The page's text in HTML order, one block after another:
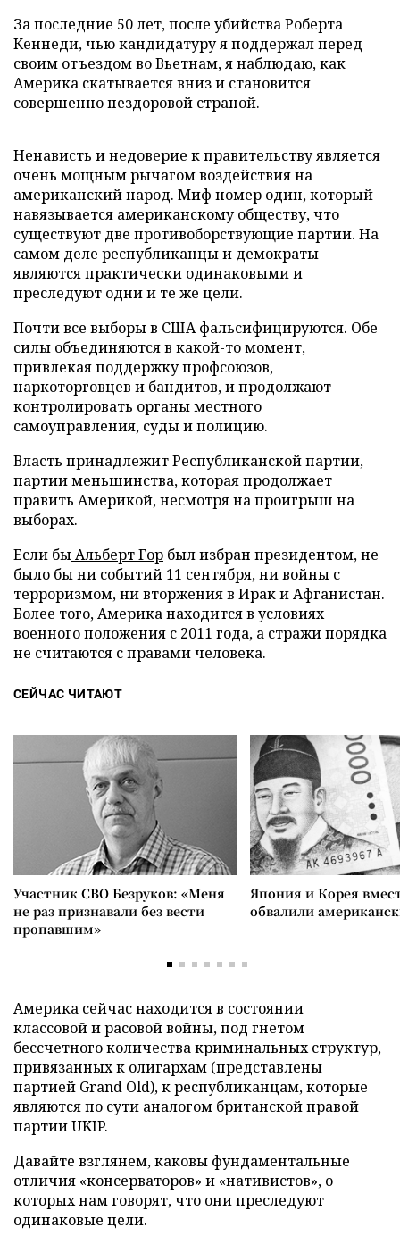
За последние 50 лет, после убийства Роберта
Кеннеди, чью кандидатуру я поддержал перед
своим отъездом во Вьетнам, я наблюдаю, как
Америка скатывается вниз и становится
совершенно нездоровой страной.
Ненависть и недоверие к правительству является
очень мощным рычагом воздействия на
американский народ. Миф номер один, который
навязывается американскому обществу, что
существуют две противоборствующие партии. На
самом деле республиканцы и демократы
являются практически одинаковыми и
преследуют одни и те же цели.
Почти все выборы в США фальсифицируются. Обе
силы объединяются в какой-то момент,
привлекая поддержку профсоюзов,
наркоторговцев и бандитов, и продолжают
контролировать органы местного
самоуправления, суды и полицию.
Власть принадлежит Республиканской партии,
партии меньшинства, которая продолжает
править Америкой, несмотря на проигрыш на
выборах.
Если быАльберт Гор был избран президентом, не
было бы ни событий 11 сентября, ни войны с
терроризмом, ни вторжения в Ирак и Афганистан.
Более того, Америка находится в условиях
военного положения с 2011 года, а стражи порядка
не считаются с правами человека.
СЕЙЧАС ЧИТАЮТ
Участник СВО Безруков: «Меня
не раз признавали без вести
пропавшим»
Япония и Корея
обвалили
Америка сейчас находится в состоянии
классовой и расовой войны, под гнетом
бессчетного количества криминальных структур,
привязанных к олигархам (представлены
партией Grand Old), к республиканцам, которые
являются по сути аналогом британской правой
партии UKIP.
Давайте взглянем, каковы фундаментальные
отличия «консерваторов» и «нативистов», о
которых нам говорят, что они преследуют
одинаковые цели.